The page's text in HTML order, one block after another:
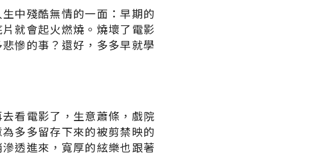
中殘酷無情的一面：早期的
就會起火燃燒。燒壞了電影
慘的事？還好，多多早就學
看電影了，生意蕭條，戲院
多多留存下來的被剪禁映的
透進來，寬厚的絃樂也跟著